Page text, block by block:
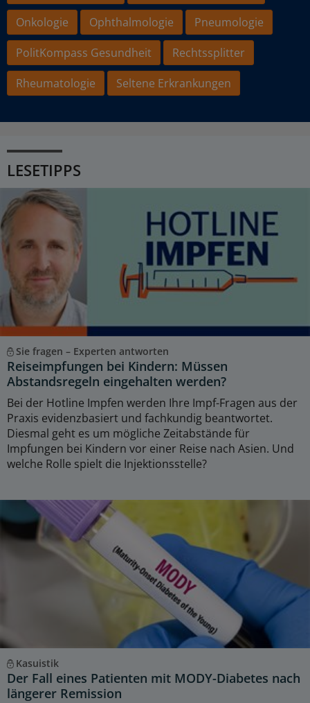
Onkologie
Ophthalmologie
Pneumologie
PolitKompass Gesundheit
Rechtssplitter
Rheumatologie
Seltene Erkrankungen
LESETIPPS
Sie fragen – Experten antworten
Reiseimpfungen bei Kindern: Müssen
Abstandsregeln eingehalten werden?
Bei der Hotline Impfen werden Ihre Impf-Fragen aus der
Praxis evidenzbasiert und fachkundig beantwortet.
Diesmal geht es um mögliche Zeitabstände für
Impfungen bei Kindern vor einer Reise nach Asien. Und
welche Rolle spielt die Injektionsstelle?
Kasuistik
Der Fall eines Patienten mit MODY-Diabetes nach
längerer Remission